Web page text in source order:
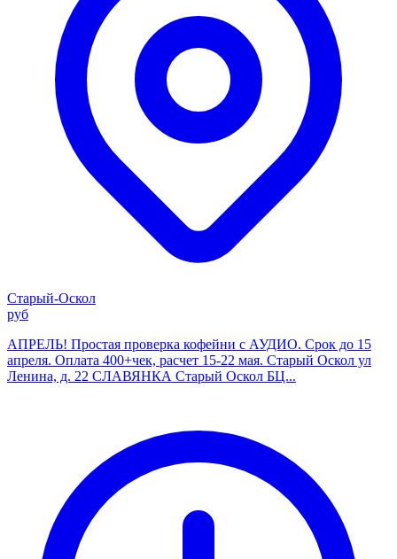
Старый-Оскол
руб
АПРЕЛЬ! Простая проверка кофейни с АУДИО. Срок до 15
апреля. Оплата 400+чек, расчет 15-22 мая. Старый Оскол ул
Ленина, д. 22 СЛАВЯНКА Старый Оскол БЦ...